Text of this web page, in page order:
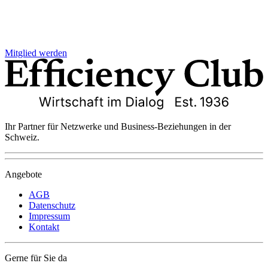
Mitglied werden
Ihr Partner für Netzwerke und Business-Beziehungen in der
Schweiz.
Angebote
AGB
Datenschutz
Impressum
Kontakt
Gerne für Sie da